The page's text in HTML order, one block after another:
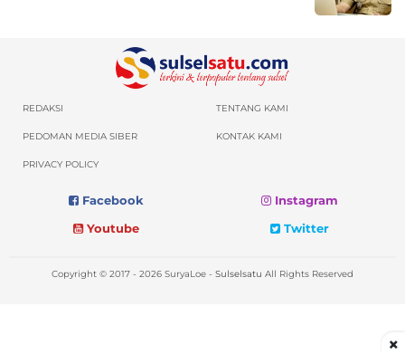
REDAKSI TENTANG KAMI
PEDOMAN MEDIA SIBER KONTAK KAMI
PRIVACY POLICY
Facebook
Instagram
Youtube
Twitter
Copyright © 2017 - 2026 SuryaLoe - Sulselsatu All Rights Reserved
×